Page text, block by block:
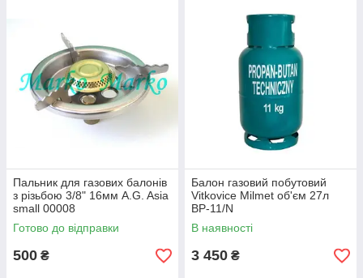
Пальник для газових балонів
з різьбою 3/8" 16мм A.G. Asia
small 00008
Готово до відправки
500 ₴
Балон газовий побутовий
Vitkovice Milmet об'єм 27л
BP-11/N
В наявності
3 450 ₴